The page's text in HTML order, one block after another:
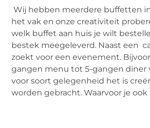
Wij hebben meerdere buffetten
het vak en onze creativiteit
welk buffet aan huis je wilt
bestek meegeleverd. Naast een
zoekt voor een evenement.
gangen menu tot 5-gangen diner
voor soort gelegenheid het is
worden gebracht. Waarvoor je ook